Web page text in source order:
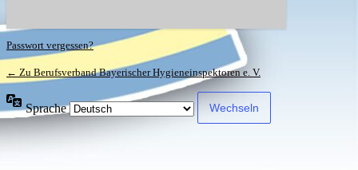
Passwort vergessen?
← Zu Berufsverband Bayerischer Hygieneinspektoren e. V.
Sprache